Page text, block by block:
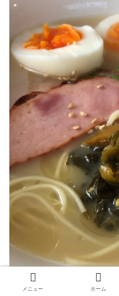
メニュー ホーム